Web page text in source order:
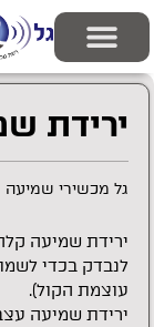
לתוכן
ירידת
גל מכשירי שמיעה
ירידת שמיעה
עוצמת הקול).
ירידת שמיעה